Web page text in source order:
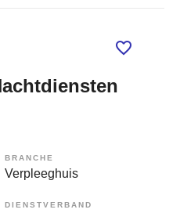
BRANCHE
Verpleeghuis
DIENSTVERBAND